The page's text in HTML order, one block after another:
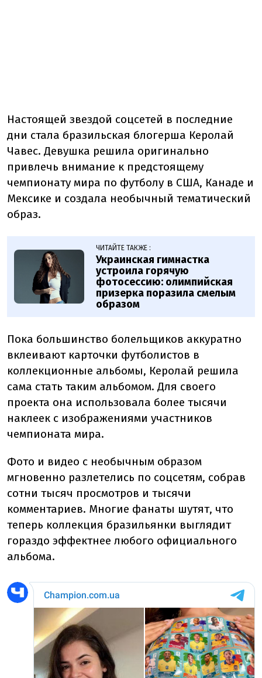
Настоящей звездой соцсетей в последние
дни стала бразильская блогерша Керолай
Чавес. Девушка решила оригинально
привлечь внимание к предстоящему
чемпионату мира по футболу в США, Канаде и
Мексике и создала необычный тематический
образ.
ЧИТАЙТЕ ТАКЖЕ :
Украинская гимнастка
устроила горячую
фотосессию: олимпийская
призерка поразила смелым
образом
Пока большинство болельщиков аккуратно
вклеивают карточки футболистов в
коллекционные альбомы, Керолай решила
сама стать таким альбомом. Для своего
проекта она использовала более тысячи
наклеек с изображениями участников
чемпионата мира.
Фото и видео с необычным образом
мгновенно разлетелись по соцсетям, собрав
сотни тысяч просмотров и тысячи
комментариев. Многие фанаты шутят, что
теперь коллекция бразильянки выглядит
гораздо эффектнее любого официального
альбома.